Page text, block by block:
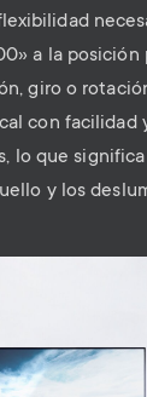
a la posición
giro o
con facilidad
lo que
y los